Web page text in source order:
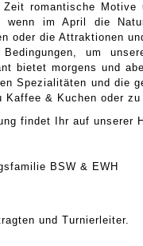
romantische
wenn im April die
oder die Attraktionen
um
bietet morgens und
Spezialitäten und die
& Kuchen oder
findet Ihr auf unserer
BSW & EWH
und Turnierleiter.